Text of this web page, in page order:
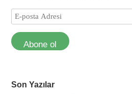
Abone ol
Son Yazılar